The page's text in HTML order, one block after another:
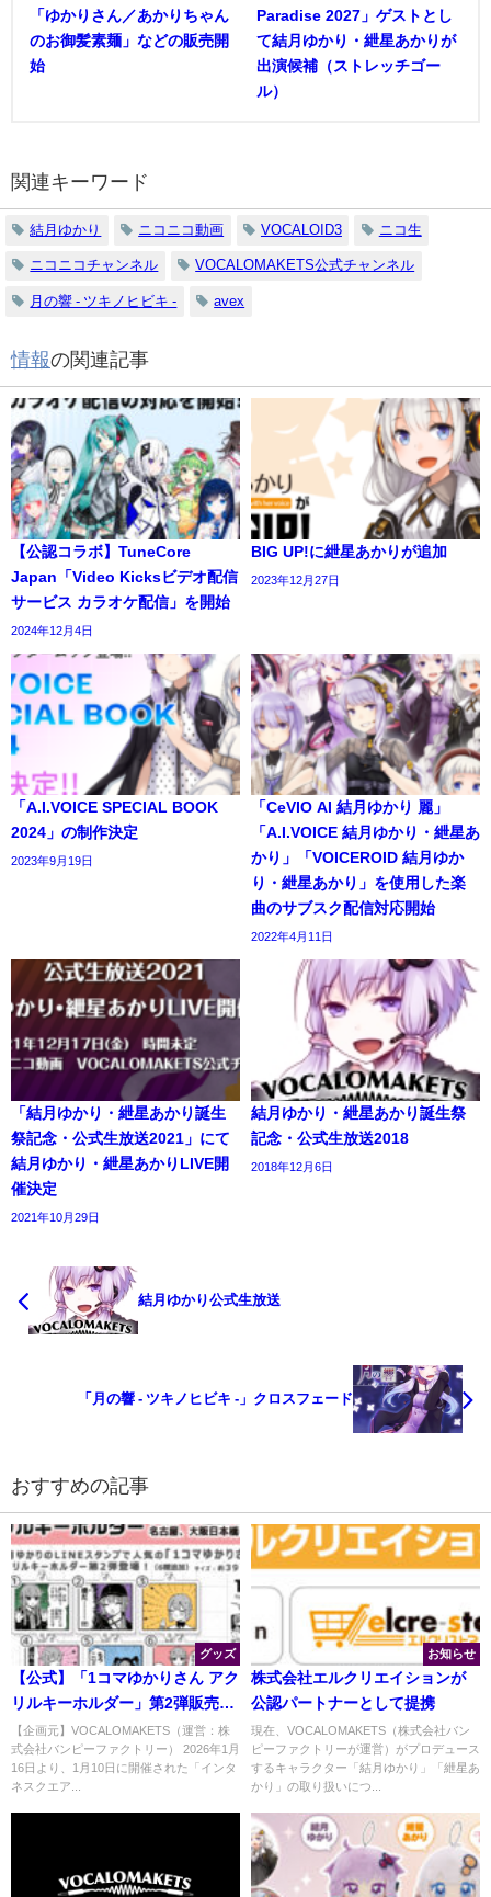
「ゆかりさん／あかりちゃん
のお御髪素麺」などの販売開
始
Paradise 2027」ゲストとし
て結月ゆかり・紲星あかりが
出演候補（ストレッチゴー
ル）
関連キーワード
結月ゆかり ニコニコ動画 VOCALOID3 ニコ生
ニコニコチャンネル VOCALOMAKETS公式チャンネル
月の響 - ツキノヒビキ - avex
情報の関連記事
【公認コラボ】TuneCore
Japan「Video Kicksビデオ配信
サービス カラオケ配信」を開始
2024年12月4日
BIG UP!に紲星あかりが追加
2023年12月27日
「A.I.VOICE SPECIAL BOOK
2024」の制作決定
2023年9月19日
「CeVIO AI 結月ゆかり 麗」
「A.I.VOICE 結月ゆかり・紲星あ
かり」「VOICEROID 結月ゆか
り・紲星あかり」を使用した楽
曲のサブスク配信対応開始
2022年4月11日
「結月ゆかり・紲星あかり誕生
祭記念・公式生放送2021」にて
結月ゆかり・紲星あかりLIVE開
催決定
2021年10月29日
結月ゆかり・紲星あかり誕生祭
記念・公式生放送2018
2018年12月6日
結月ゆかり公式生放送
「月の響 - ツキノヒビキ -」クロスフェード
おすすめの記事
グッズ
【公式】「1コマゆかりさん アク
リルキーホルダー」第2弾販売開
始
【企画元】VOCALOMAKETS（運営：株
式会社バンピーファクトリー） 2026年1月
16日より、1月10日に開催された「インタ
ネスクエア...
お知らせ
株式会社エルクリエイションが
公認パートナーとして提携
現在、VOCALOMAKETS（株式会社バン
ピーファクトリーが運営）がプロデュース
するキャラクター「結月ゆかり」「紲星あ
かり」の取り扱いにつ...